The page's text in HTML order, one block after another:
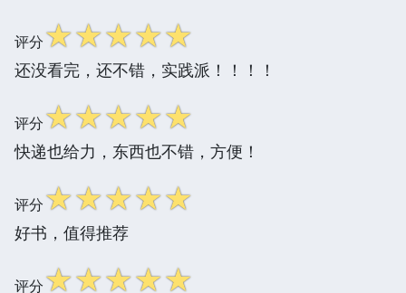
评分☆☆☆☆☆
还没看完，还不错，实践派！！！！
评分☆☆☆☆☆
快递也给力，东西也不错，方便！
评分☆☆☆☆☆
好书，值得推荐
评分☆☆☆☆☆